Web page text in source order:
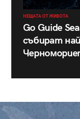
НЕЩАТА ОТ ЖИВОТА
Go Guide
събират